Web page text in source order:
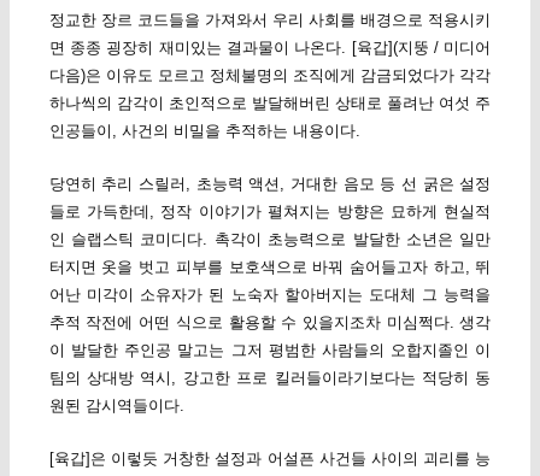
정교한 장르 코드들을 가져와서 우리 사회를 배경으로 적용시키
면 종종 굉장히 재미있는 결과물이 나온다. [육갑](지뚱 / 미디어
다음)은 이유도 모르고 정체불명의 조직에게 감금되었다가 각각
하나씩의 감각이 초인적으로 발달해버린 상태로 풀려난 여섯 주
인공들이, 사건의 비밀을 추적하는 내용이다.
당연히 추리 스릴러, 초능력 액션, 거대한 음모 등 선 굵은 설정
들로 가득한데, 정작 이야기가 펼쳐지는 방향은 묘하게 현실적
인 슬랩스틱 코미디다. 촉각이 초능력으로 발달한 소년은 일만
터지면 옷을 벗고 피부를 보호색으로 바꿔 숨어들고자 하고, 뛰
어난 미각이 소유자가 된 노숙자 할아버지는 도대체 그 능력을
추적 작전에 어떤 식으로 활용할 수 있을지조차 미심쩍다. 생각
이 발달한 주인공 말고는 그저 평범한 사람들의 오합지졸인 이
팀의 상대방 역시, 강고한 프로 킬러들이라기보다는 적당히 동
원된 감시역들이다.
[육갑]은 이렇듯 거창한 설정과 어설픈 사건들 사이의 괴리를 능